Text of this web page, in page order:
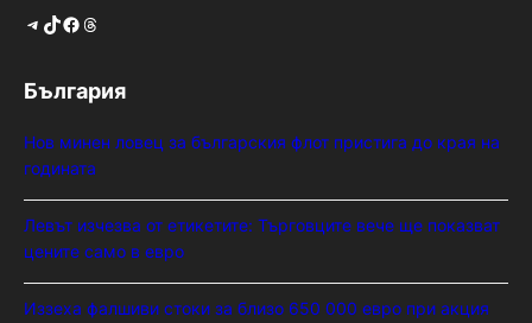
Telegram TikTok Facebook Threads
България
Нов минен ловец за българския флот пристига до края на
годината
Левът изчезва от етикетите: Търговците вече ще показват
цените само в евро
Иззеха фалшиви стоки за близо 650 000 евро при акция